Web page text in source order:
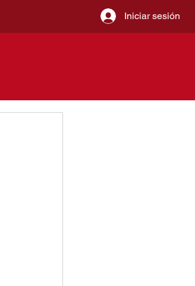
Iniciar sesión